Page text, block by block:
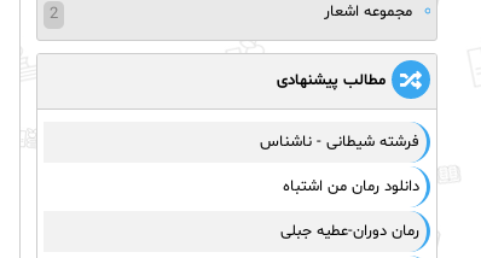
مجموعه اشعار
2
مطالب پیشنهادی
فرشته شیطانی - ناشناس
دانلود رمان من اشتباه
رمان دوران-عطیه جبلی